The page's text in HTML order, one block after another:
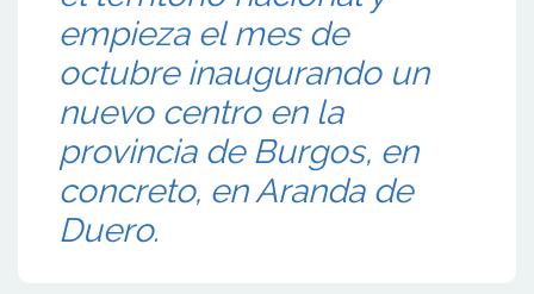
empieza el mes de
octubre inaugurando un
nuevo centro en la
provincia de Burgos, en
concreto, en Aranda de
Duero.